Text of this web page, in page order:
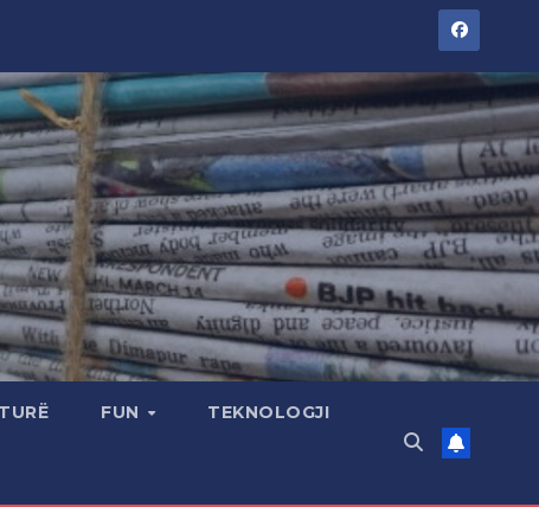
FUN TEKNOLOGJI